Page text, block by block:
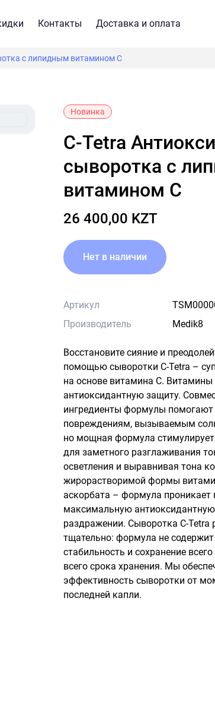
Контакты Доставка и оплата
с липидным витамином С
Новинка
C-Tetra Антиоксидантная
сыворотка с
витамином С
26 400,00 KZT
Нет в наличии
Артикул
Производитель
Medik8
Восстановите сияние и
помощью сыворотки C-Tetra –
на основе витамина С.
антиоксидантную защиту.
ингредиенты формулы помогают
повреждениям, вызываемым
но мощная формула
для заметного разглаживания
осветления и выравнивая тона
жирорастворимой формы
аскорбата – формула проникает
максимальную
раздражении. Сыворотка C-Tetra
тщательно: формула не содержит
стабильность и сохранение
всего срока хранения. Мы
эффективность сыворотки от
последней капли.